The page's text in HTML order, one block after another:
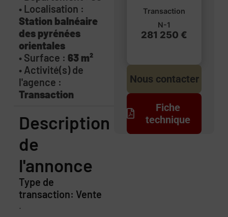
• Localisation :
Station balnéaire
des pyrénées
orientales
• Surface : 63 m²
• Activité(s) de
l'agence :
Transaction
Description
de
l'annonce
Type de
transaction: Vente
.
Transaction
N-1
281 250 €
Nous contacter
Fiche
technique